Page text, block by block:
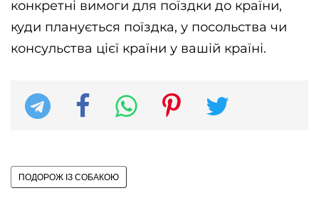
конкретні вимоги для поїздки до країни,
куди планується поїздка, у посольства чи
консульства цієї країни у вашій країні.
ПОДОРОЖ ІЗ СОБАКОЮ